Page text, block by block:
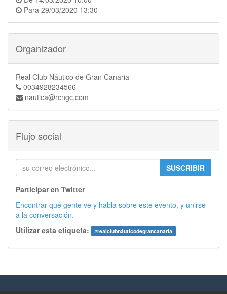
Para 29/03/2020 13:30
Organizador
Real Club Náutico de Gran Canaria
0034928234566
nautica@rcngc.com
Flujo social
SUSCRIBIR
Participar en Twitter
Encontrar qué gente ve y habla sobre este evento, y unirse
a la conversación.
Utilizar esta etiqueta:
#realclubnáuticodegrancanaria